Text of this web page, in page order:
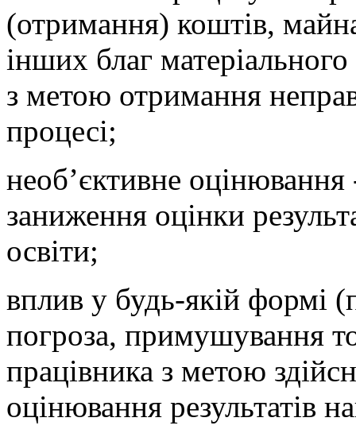
(отримання) коштів,
інших благ
з метою отримання
процесі;
необ’єктивне
заниження оцінки
освіти;
вплив у будь-якій формі
погроза, примушування
працівника з метою
оцінювання результатів